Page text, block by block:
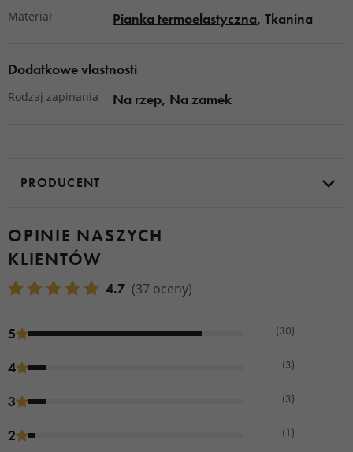
Materiał Pianka termoelastyczna, Tkanina
Dodatkowe vlastnosti
Rodzaj zapinania Na rzep, Na zamek
PRODUCENT
OPINIE NASZYCH
KLIENTÓW
4.7 (37 oceny)
5 (30)
4 (3)
3 (3)
2 (1)